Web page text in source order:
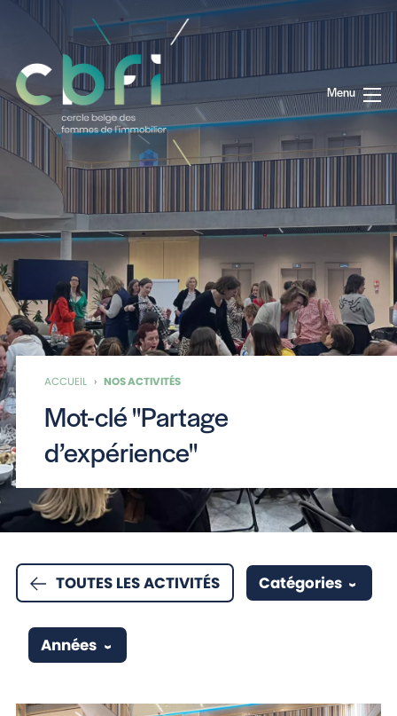
Menu
ACCUEIL › NOS ACTIVITÉS
Mot-clé "Partage
d’expérience"
TOUTES LES ACTIVITÉS Catégories
Années